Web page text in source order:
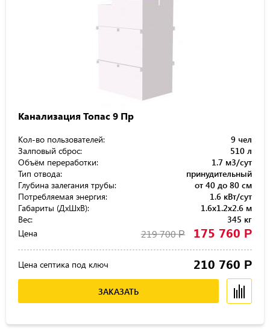
Канализация Топас 9 Пр
Кол-во пользователей:
9 чел
Залповый сброс:
510 л
Объём переработки:
1.7 м3/сут
Тип отвода:
принудительный
Глубина залегания трубы:
от 40 до 80 см
Потребляемая энергия:
1.6 кВт/сут
Габариты (ДхШхВ):
1.6x1.2x2.6 м
Вес:
345 кг
Цена
219 700Р 175 760 Р
Цена септика под ключ 210 760 Р
ЗАКАЗАТЬ